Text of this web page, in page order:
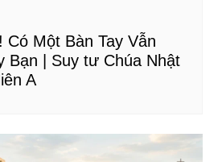
Một Bàn Tay Vẫn
Bạn | Suy tư Chúa Nhật
A